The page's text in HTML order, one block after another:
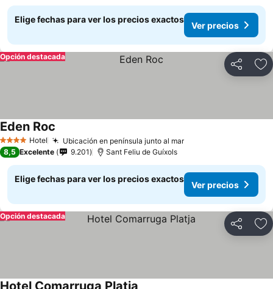
Elige fechas para ver los precios exactos
Ver precios
Compartir
Opción destacada
4 EstrellasHotel Ubicación en península junto al mar
Eden Roc
8,5 Excelente 9.201 Sant Feliu de Guíxols
Elige fechas para ver los precios exactos
Ver precios
Compartir
Opción destacada
Hotel Comarruga Platja